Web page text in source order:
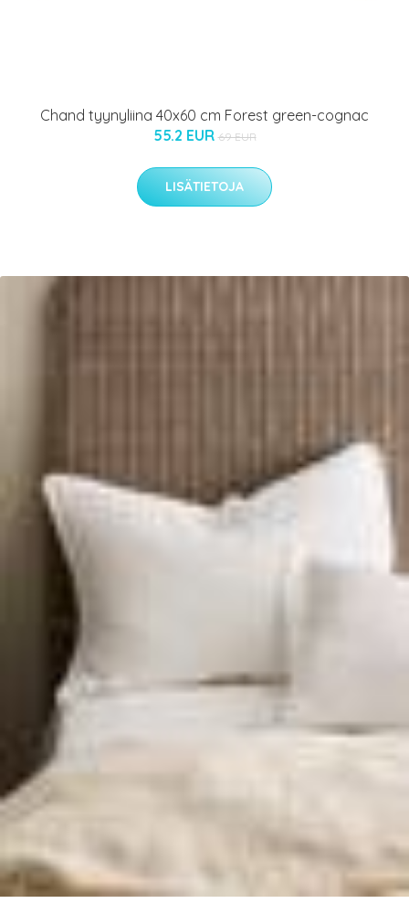
Chand tyynyliina 40x60 cm Forest green-cognac
55.2 EUR 69 EUR
LISÄTIETOJA